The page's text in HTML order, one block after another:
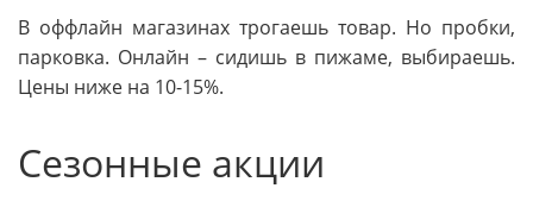
В оффлайн магазинах трогаешь товар. Но пробки,
парковка. Онлайн – сидишь в пижаме, выбираешь.
Цены ниже на 10-15%.
Сезонные акции